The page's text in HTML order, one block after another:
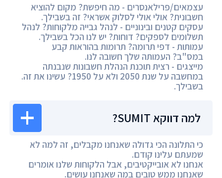
עצמאים/פרילאנסרים - מה חיפשת? מקום להוציא
חשבונית? אולי אולי לסלוק אשראי? זה בשבילך.
עסקים קטנים ובינוניים - לנהל גבייה מלקוחות? לנהל
תשלומים לספקים? דוחות? יש לנו הכל בשבילך.
עמותות - דפי תרומה? תרומות בהוראות קבע
במס"ב? העמותה שלך חשובה לנו.
מייצגים - רצית תוכנת הנהלת חשבונות שנבנתה
במחשבה על שנת 2050 ולא על 1950? עשינו את זה.
בשבילך.
למה דווקא SUMIT?
כי התלונה הכי גדולה שאנחנו מקבלים, זה למה לא
שמעתם עלינו קודם.
אנחנו לא אובייקטיבים, אבל הלקוחות שלנו אומרים
שאנחנו ממש טובים במה שאנחנו עושים.